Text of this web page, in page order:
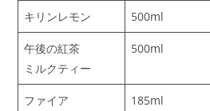
キリンレモン 500ml
午後の紅茶
ミルクティー
500ml
ファイア
185ml